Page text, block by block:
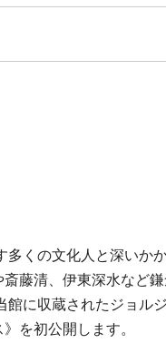
くの文化人と深いか
藤清、伊東深水など
に収蔵されたジョル
を初公開します。